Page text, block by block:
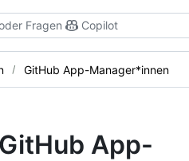
Fragen Copilot
GitHub App-Manager*innen
App-